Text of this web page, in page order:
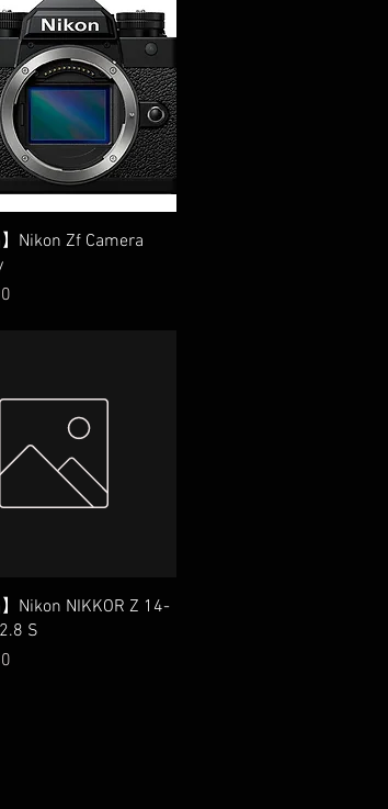
クイックビュー
】Nikon Zf Camera
クイックビュー
】Nikon NIKKOR Z 14-
S